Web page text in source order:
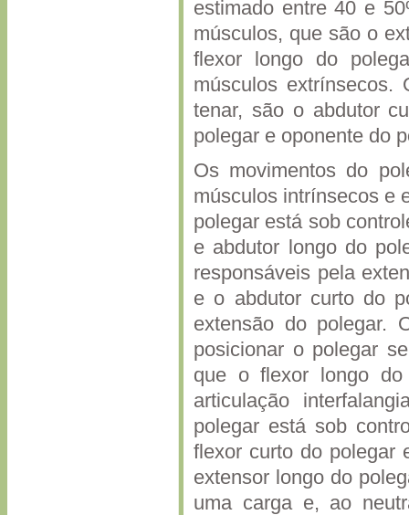
estimado entre 40 e
músculos, que são o
flexor longo do
músculos extrínsecos.
tenar, são o abdutor
polegar e oponente do
Os movimentos do
músculos intrínsecos e
polegar está sob
e abdutor longo do
responsáveis pela
e o abdutor curto do
extensão do polegar.
posicionar o polegar
que o flexor longo do
articulação
polegar está sob
flexor curto do polegar
extensor longo do
uma carga e, ao